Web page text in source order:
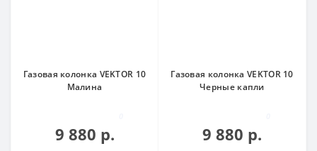
Газовая колонка VEKTOR 10
Малина
9 880 р.
Газовая колонка VEKTOR 10
Черные капли
9 880 р.